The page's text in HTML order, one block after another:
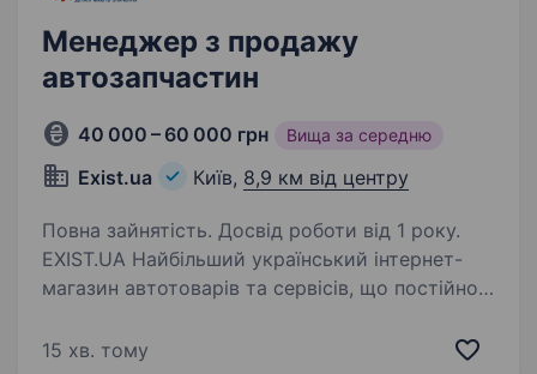
Менеджер з продажу
автозапчастин
40 000 – 60 000 грн Вища за середню
Exist.ua Київ, 8,9 км від центру
Повна зайнятість. Досвід роботи від 1 року.
EXIST.UA Найбільший український інтернет-
магазин автотоварів та сервісів, що постійно
національну мережу офісів продажу,
15 хв. тому